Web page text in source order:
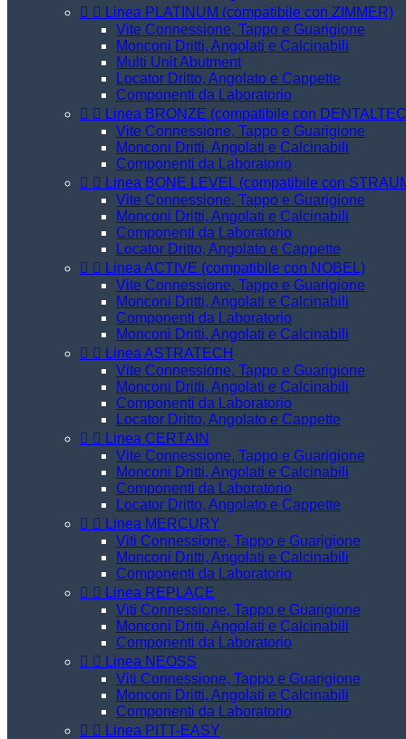
  Linea PLATINUM (compatibile con ZIMMER)
Vite Connessione, Tappo e Guarigione
Monconi Dritti, Angolati e Calcinabili
Multi Unit Abutment
Locator Dritto, Angolato e Cappette
Componenti da Laboratorio
  Linea BRONZE (compatibile con
Vite Connessione, Tappo e Guarigione
Monconi Dritti, Angolati e Calcinabili
Componenti da Laboratorio
  Linea BONE LEVEL (compatibile con
Vite Connessione, Tappo e Guarigione
Monconi Dritti, Angolati e Calcinabili
Componenti da Laboratorio
Locator Dritto, Angolato e Cappette
  Linea ACTIVE (compatibile con NOBEL)
Vite Connessione, Tappo e Guarigione
Monconi Dritti, Angolati e Calcinabili
Componenti da Laboratorio
Monconi Dritti, Angolati e Calcinabili
  Linea ASTRATECH
Vite Connessione, Tappo e Guarigione
Monconi Dritti, Angolati e Calcinabili
Componenti da Laboratorio
Locator Dritto, Angolato e Cappette
  Linea CERTAIN
Vite Connessione, Tappo e Guarigione
Monconi Dritti, Angolati e Calcinabili
Componenti da Laboratorio
Locator Dritto, Angolato e Cappette
  Linea MERCURY
Viti Connessione, Tappo e Guarigione
Monconi Dritti, Angolati e Calcinabili
Componenti da Laboratorio
  Linea REPLACE
Viti Connessione, Tappo e Guarigione
Monconi Dritti, Angolati e Calcinabili
Componenti da Laboratorio
  Linea NEOSS
Viti Connessione, Tappo e Guarigione
Monconi Dritti, Angolati e Calcinabili
Componenti da Laboratorio
  Linea PITT-EASY